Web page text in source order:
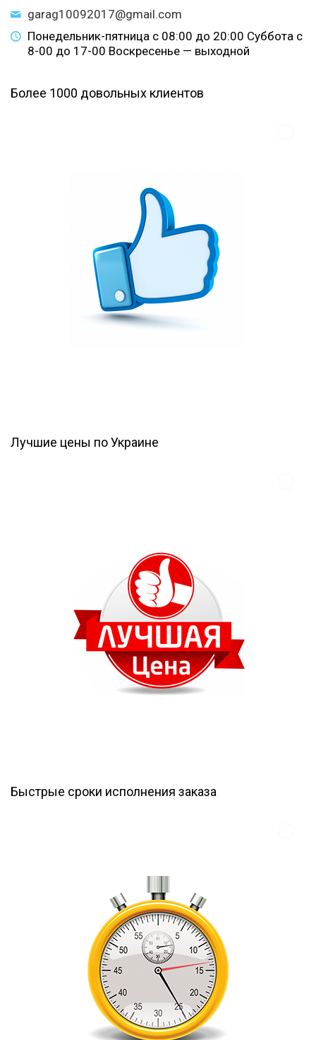
garag10092017@gmail.com
Понедельник-пятница с 08:00 до 20:00 Суббота с
8-00 до 17-00 Воскресенье — выходной
Более 1000 довольных клиентов
Лучшие цены по Украине
Быстрые сроки исполнения заказа